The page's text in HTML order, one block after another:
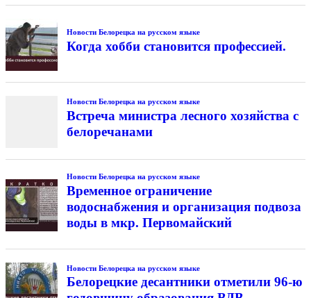
Новости Белорецка на русском языке
Когда хобби становится профессией.
Новости Белорецка на русском языке
Встреча министра лесного хозяйства с
белоречанами
Новости Белорецка на русском языке
Временное ограничение
водоснабжения и организация подвоза
воды в мкр. Первомайский
Новости Белорецка на русском языке
Белорецкие десантники отметили 96-ю